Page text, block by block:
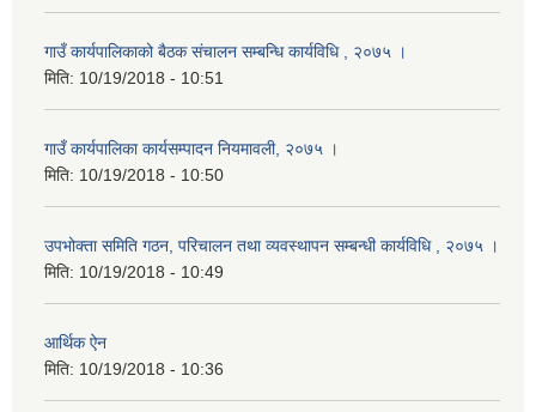
गाउँ कार्यपालिकाको बैठक संचालन सम्बन्धि कार्यविधि , २०७५ ।
मिति: 10/19/2018 - 10:51
गाउँ कार्यपालिका कार्यसम्पादन नियमावली, २०७५ ।
मिति: 10/19/2018 - 10:50
उपभोक्ता समिति गठन, परिचालन तथा व्यवस्थापन सम्बन्धी कार्यविधि , २०७५ ।
मिति: 10/19/2018 - 10:49
आर्थिक ऐन
मिति: 10/19/2018 - 10:36